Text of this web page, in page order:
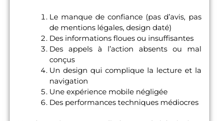
Le manque de confiance (pas d’avis, pas
de mentions légales, design daté)
Des informations floues ou insuffisantes
Des appels à l’action absents ou mal
conçus
Un design qui complique la lecture et la
navigation
Une expérience mobile négligée
Des performances techniques médiocres